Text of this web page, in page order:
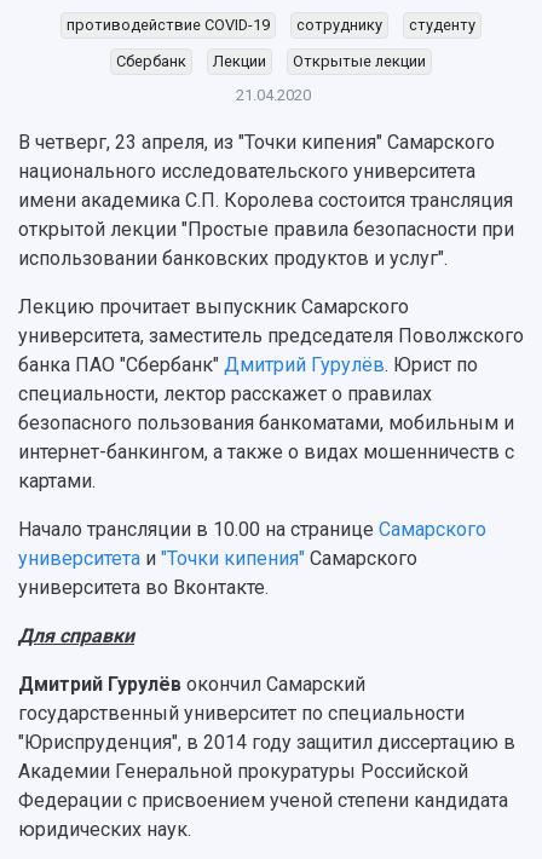
Рейтинги
Попечительский совет
Ученый совет
Ректорат
Кадровый резерв
Персоналии
Сотрудники и преподаватели
Заслуженные деятели
Структура университета
Институты и факультеты
Кафедры
Отделы и службы
Общественные организации
Институт искусственного интеллекта
Инжиниринговый центр
Аграрный карбоновый полигон
Архив
Фирменный стиль
Устойчивое развитие
Кампус
Объявления
События
Пресс-центр
Газета "Полет"
Газета "Самарский университет"
Мультимедиа
Просветительский проект "Одержимы
Бакалавриат и специалитет
Магистратура
Учебные планы
Дополнительное образование
Институты и факультеты
Профессорско-преподавательский состав
Расписание занятий
Стипендии
Тестирование иностранных граждан на
знание русского языка, истории России и
основ законодательства РФ
Платные образовательные услуги
Подготовительные курсы
Библиотека
Видеолекции
Противодействие COVID-19
Диссертационные советы
Подготовка научных кадров
Конкурс на замещение должностей научных
Научно-технический совет
Научные проекты и темы
Аспирантура и докторантура
Справочные материалы
Научная инфраструктура
Научно-исследовательские подразделения
Структурная схема управления научно-
исследовательской деятельностью
Материальная база
Организационные документы
Результаты научно-исследовательской
Научно-технические разработки
Конкурсы научных проектов и грантов
Областной конкурс "Молодой учёный"
Отчеты о научно-исследовательской
деятельности
Журналы Самарского университета
Научные конференции
противодействие COVID-19 сотруднику
студенту
Сбербанк
Лекции
Открытые лекции
21.04.2020
В четверг, 23 апреля, из "Точки кипения" Самарского
национального исследовательского университета
имени академика С.П. Королева состоится трансляция
открытой лекции "Простые правила безопасности при
использовании банковских продуктов и услуг".
Лекцию прочитает выпускник Самарского
университета, заместитель председателя Поволжского
банка ПАО "Сбербанк" Дмитрий Гурулёв. Юрист по
специальности, лектор расскажет о правилах
безопасного пользования банкоматами, мобильным и
интернет-банкингом, а также о видах мошенничеств с
картами.
Начало трансляции в 10.00 на странице Самарского
университета и "Точки кипения" Самарского
университета во Вконтакте.
Для справки
Дмитрий Гурулёв окончил Самарский
государственный университет по специальности
"Юриспруденция", в 2014 году защитил диссертацию в
Академии Генеральной прокуратуры Российской
Федерации с присвоением ученой степени кандидата
юридических наук.